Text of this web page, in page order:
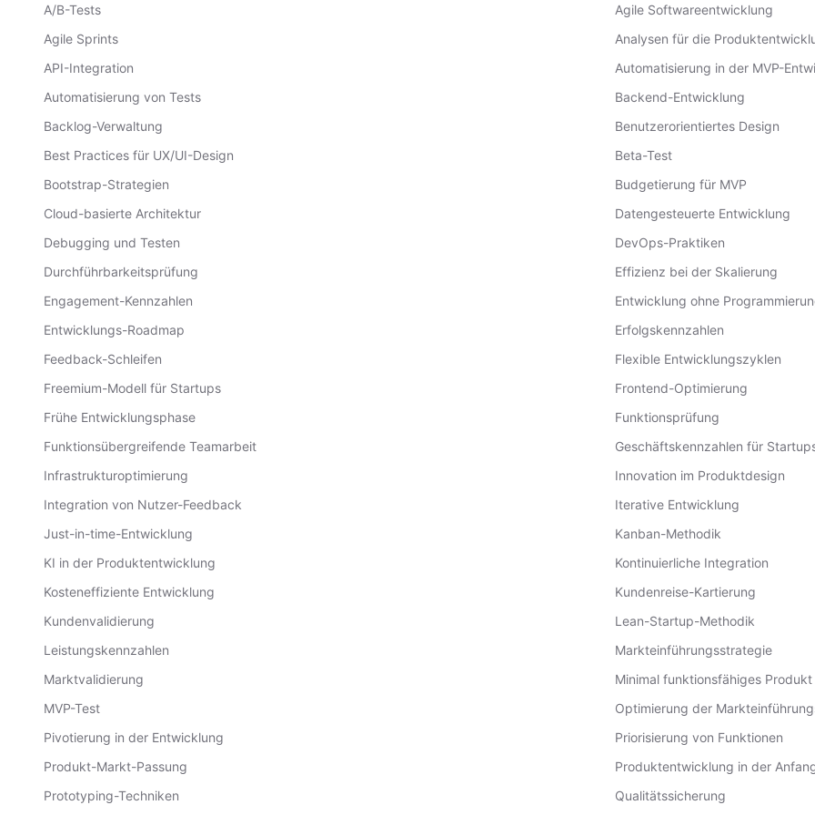
A/B-Tests
Agile Softwareentwicklung
Agile Sprints
Analysen für die
API-Integration
Automatisierung in der MVP-
Automatisierung von Tests
Backend-Entwicklung
Backlog-Verwaltung
Benutzerorientiertes Design
Best Practices für UX/UI-Design
Beta-Test
Bootstrap-Strategien
Budgetierung für MVP
Cloud-basierte Architektur
Datengesteuerte Entwicklung
Debugging und Testen
DevOps-Praktiken
Durchführbarkeitsprüfung
Effizienz bei der Skalierung
Engagement-Kennzahlen
Entwicklung ohne
Entwicklungs-Roadmap
Erfolgskennzahlen
Feedback-Schleifen
Flexible Entwicklungszyklen
Freemium-Modell für Startups
Frontend-Optimierung
Frühe Entwicklungsphase
Funktionsprüfung
Funktionsübergreifende Teamarbeit
Geschäftskennzahlen für
Infrastrukturoptimierung
Innovation im Produktdesign
Integration von Nutzer-Feedback
Iterative Entwicklung
Just-in-time-Entwicklung
Kanban-Methodik
KI in der Produktentwicklung
Kontinuierliche Integration
Kosteneffiziente Entwicklung
Kundenreise-Kartierung
Kundenvalidierung
Lean-Startup-Methodik
Leistungskennzahlen
Markteinführungsstrategie
Marktvalidierung
Minimal funktionsfähiges Produkt
MVP-Test
Optimierung der
Pivotierung in der Entwicklung
Priorisierung von Funktionen
Produkt-Markt-Passung
Produktentwicklung in der
Prototyping-Techniken
Qualitätssicherung